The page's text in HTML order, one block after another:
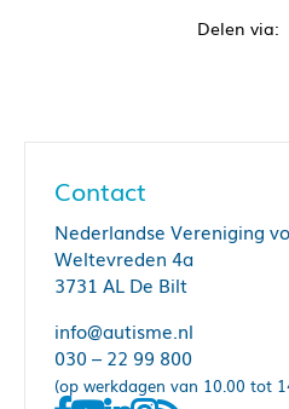
Contact
Nederlandse Vereniging
Weltevreden 4a
3731 AL De Bilt
info@autisme.nl
030 – 22 99 800
(op werkdagen van 10.00 tot